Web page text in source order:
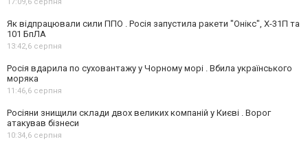
17:09,6 серпня
Як відпрацювали сили ППО . Росія запустила ракети "Онікс", Х-31П та
101 БпЛА
13:42,6 серпня
Росія вдарила по суховантажу у Чорному морі . Вбила українського
моряка
11:46,6 серпня
Росіяни знищили склади двох великих компаній у Києві . Ворог
атакував бізнеси
10:34,6 серпня